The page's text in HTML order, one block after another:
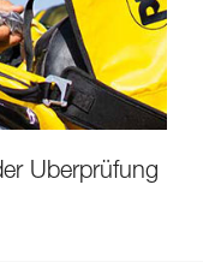
Überprüfung